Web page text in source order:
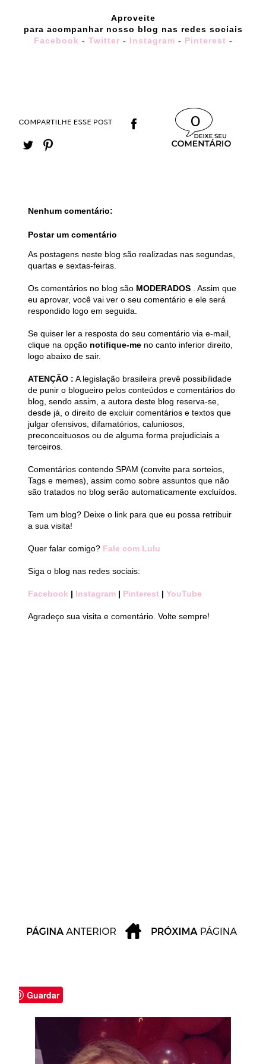
Aproveite
para acompanhar nosso blog nas redes sociais
Facebook - Twitter - Instagram - Pinterest -
0
Nenhum comentário:
Postar um comentário
As postagens neste blog são realizadas nas segundas,
quartas e sextas-feiras.
Os comentários no blog são MODERADOS
. Assim que
eu aprovar, você vai ver o seu comentário e ele será
respondido logo em seguida.
Se quiser ler a resposta do seu comentário via e-mail,
clique na opção notifique-me no canto inferior direito,
logo abaixo de sair.
ATENÇÃO : A legislação brasileira prevê possibilidade
de punir o blogueiro pelos conteúdos e comentários do
blog, sendo assim, a autora deste blog reserva-se,
desde já, o direito de excluir comentários e textos que
julgar ofensivos, difamatórios, caluniosos,
preconceituosos ou de alguma forma prejudiciais a
terceiros.
Comentários contendo SPAM (convite para sorteios,
Tags e memes), assim como sobre assuntos que não
são tratados no blog serão automaticamente excluídos.
Tem um blog? Deixe o link para que eu possa retribuir
a sua visita!
Quer falar comigo? Fale com Lulu
Siga o blog nas redes sociais:
Facebook | Instagram | Pinterest | YouTube
Agradeço sua visita e comentário. Volte sempre!
Guardar